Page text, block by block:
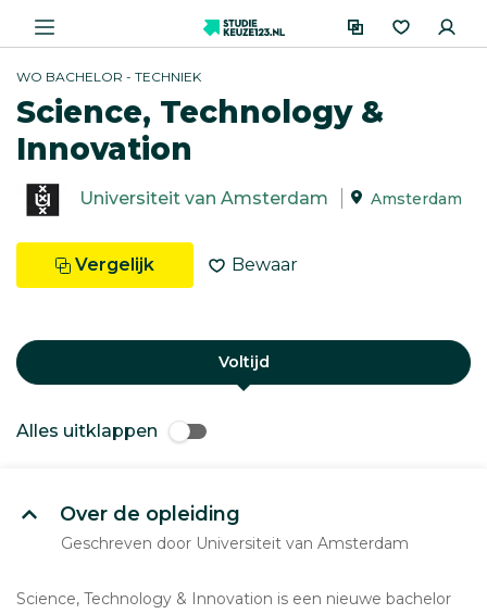
WO BACHELOR - TECHNIEK
Science, Technology &
Innovation
Universiteit van Amsterdam Amsterdam
Vergelijk Bewaar
Voltijd
Alles uitklappen
Over de opleiding
Geschreven door Universiteit van Amsterdam
Science, Technology & Innovation is een nieuwe bachelor